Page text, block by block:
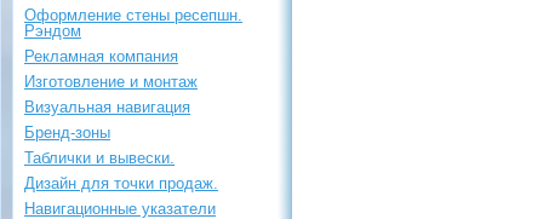
Оформление стены ресепшн.
Рэндом
Рекламная компания
Изготовление и монтаж
Визуальная навигация
Бренд-зоны
Таблички и вывески.
Дизайн для точки продаж.
Навигационные указатели